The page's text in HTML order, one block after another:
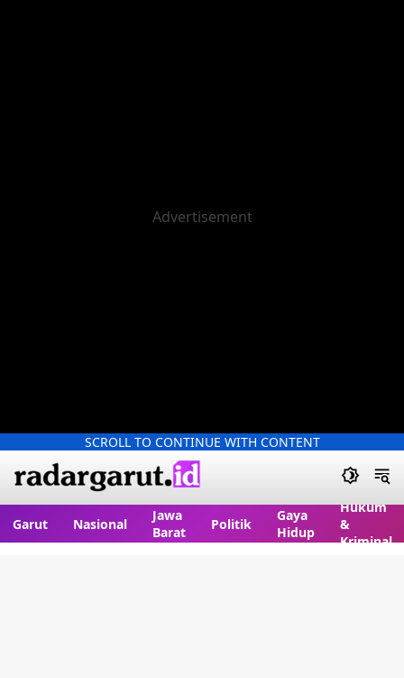
SCROLL TO CONTINUE WITH CONTENT
Garut Nasional
Jawa
Barat
Politik
Gaya
Hidup
Hukum
&
Kriminal